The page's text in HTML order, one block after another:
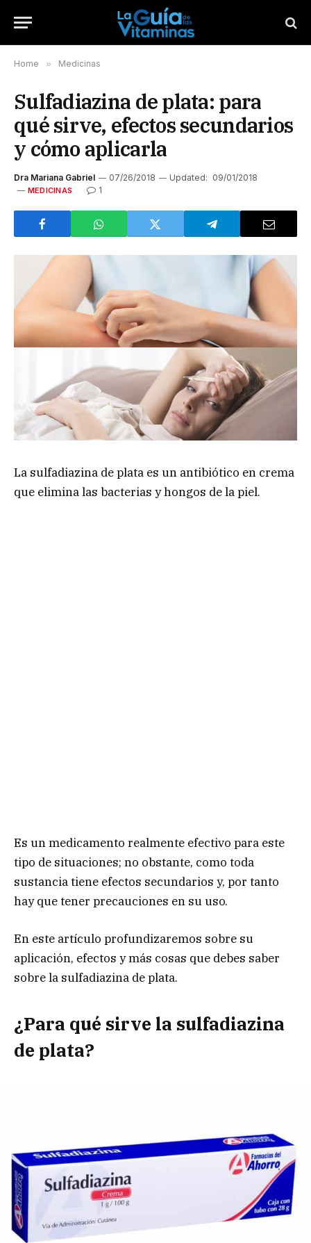
Home » Medicinas
Sulfadiazina de plata: para
qué sirve, efectos secundarios
y cómo aplicarla
Dra Mariana Gabriel 07/26/2018 Updated: 09/01/2018
MEDICINAS 1
La sulfadiazina de plata es un antibiótico en crema
que elimina las bacterias y hongos de la piel.
Es un medicamento realmente efectivo para este
tipo de situaciones; no obstante, como toda
sustancia tiene efectos secundarios y, por tanto
hay que tener precauciones en su uso.
En este artículo profundizaremos sobre su
aplicación, efectos y más cosas que debes saber
sobre la sulfadiazina de plata.
¿Para qué sirve la sulfadiazina
de plata?